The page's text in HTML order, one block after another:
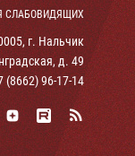
СЛАБОВИДЯЩИХ
г. Нальчик
д. 49
(8662) 96-17-14